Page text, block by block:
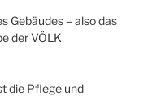
Gebäudes – also das
der VÖLK
die Pflege und